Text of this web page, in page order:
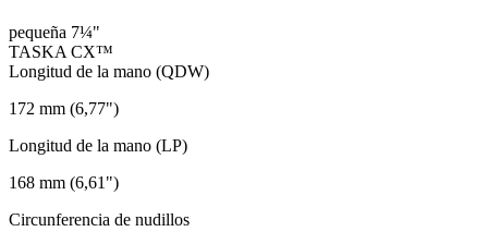
pequeña 7¼"
TASKA CX™
Longitud de la mano (QDW)
172 mm (6,77")
Longitud de la mano (LP)
168 mm (6,61")
Circunferencia de nudillos